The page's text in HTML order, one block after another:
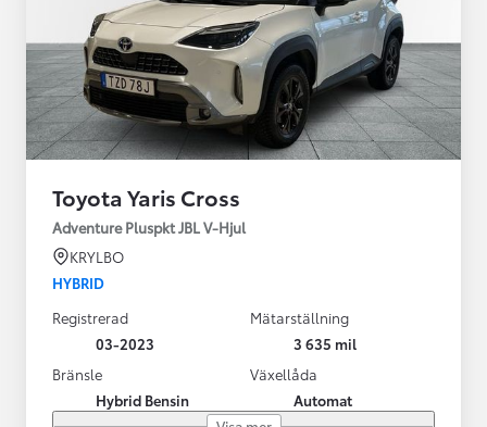
Toyota Yaris Cross
Adventure Pluspkt JBL V-Hjul
KRYLBO
HYBRID
Registrerad
03-2023
Mätarställning
3 635 mil
Bränsle
Hybrid Bensin
Växellåda
Automat